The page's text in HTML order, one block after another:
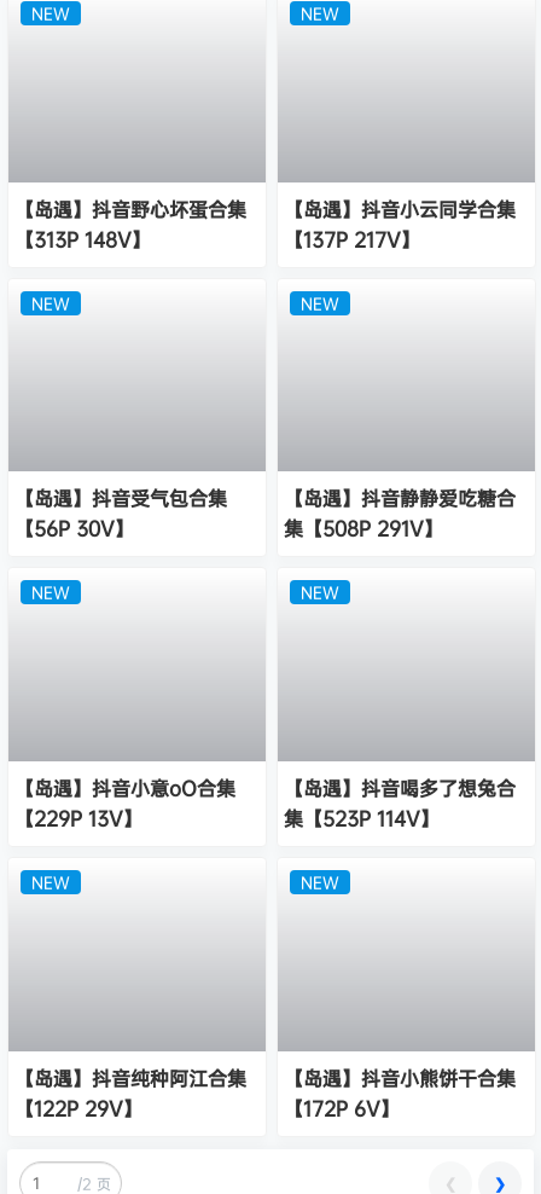
【岛遇】抖音野心坏蛋合集
【313P 148V】
NEW
【岛遇】抖音小云同学合集
【137P 217V】
NEW
【岛遇】抖音受气包合集
【56P 30V】
NEW
【岛遇】抖音静静爱吃糖合
集【508P 291V】
NEW
【岛遇】抖音小意oO合集
【229P 13V】
NEW
【岛遇】抖音喝多了想兔合
集【523P 114V】
NEW
【岛遇】抖音纯种阿江合集
【122P 29V】
NEW
【岛遇】抖音小熊饼干合集
【172P 6V】
NEW
/2 页 ❮ ❯